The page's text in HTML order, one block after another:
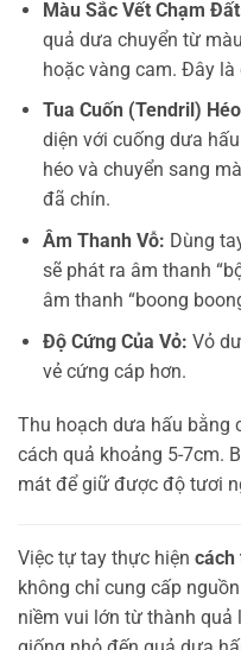
Màu Sắc Vết Chạm
quả dưa chuyển từ
hoặc vàng cam. Đây
Tua Cuốn (Tendril)
diện với cuống dưa
héo và chuyển sang
đã chín.
Âm Thanh Vỗ: Dùng
sẽ phát ra âm thanh
âm thanh “boong
Độ Cứng Của Vỏ: Vỏ
vẻ cứng cáp hơn.
Thu hoạch dưa hấu bằng
cách quả khoảng 5-7cm.
mát để giữ được độ tươi
Việc tự tay thực hiện cách
không chỉ cung cấp
niềm vui lớn từ thành